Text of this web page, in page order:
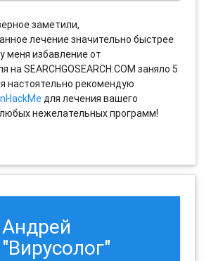
заметили,
лечение значительно быстрее
меня избавление от
на SEARCHGOSEARCH.COM заняло 5
настоятельно рекомендую
для лечения вашего
нежелательных программ!
Андрей
"Вирусолог"